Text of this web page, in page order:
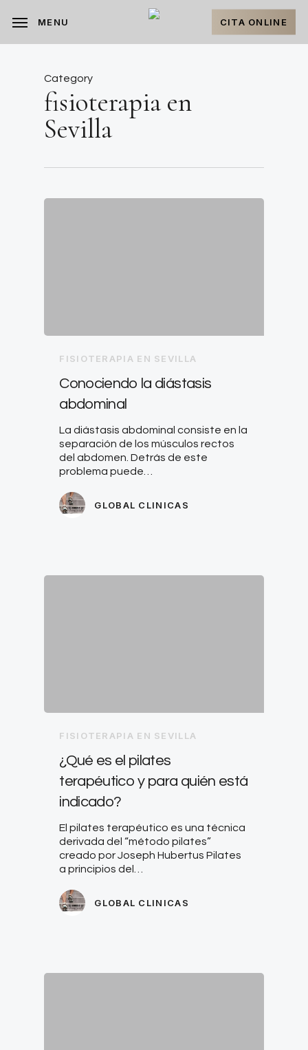
content
CITA ONLINE
MENU
Category
fisioterapia en
Sevilla
FISIOTERAPIA EN SEVILLA
Conociendo la diástasis
abdominal
La diástasis abdominal consiste en la
separación de los músculos rectos
del abdomen. Detrás de este
problema puede…
GLOBAL CLINICAS
FISIOTERAPIA EN SEVILLA
¿Qué es el pilates
terapéutico y para quién está
indicado?
El pilates terapéutico es una técnica
derivada del “método pilates”
creado por Joseph Hubertus Pilates
a principios del…
GLOBAL CLINICAS